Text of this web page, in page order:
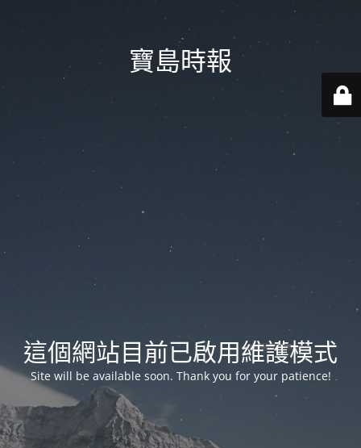
寶島時報
這個網站目前已啟用維護模式
Site will be available soon. Thank you for your patience!